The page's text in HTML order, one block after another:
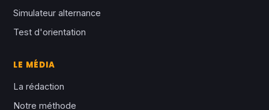
Simulateur alternance
Test d'orientation
LE MÉDIA
La rédaction
Notre méthode